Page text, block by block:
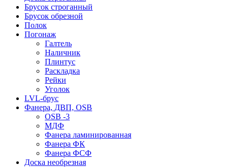
Брусок строганный
Брусок обрезной
Полок
Погонаж
Галтель
Наличник
Плинтус
Раскладка
Рейки
Уголок
LVL-брус
Фанера, ДВП, OSB
OSB -3
МДФ
Фанера ламинированная
Фанера ФК
Фанера ФСФ
Доска необрезная